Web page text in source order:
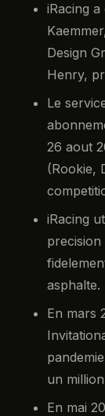
iRacing
Design
Henry,
Le
26 aout
(Rookie,
iRacing
asphalte.
En mars
un
En mai